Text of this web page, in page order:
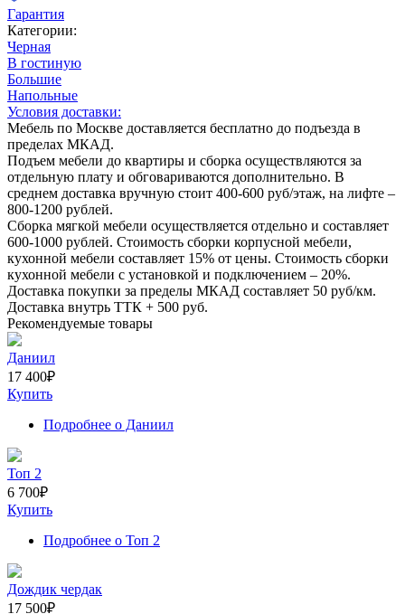
Гарантия
Категории:
Черная
В гостиную
Большие
Напольные
Условия доставки:
Мебель по Москве доставляется бесплатно до подъезда в
пределах МКАД.
Подъем мебели до квартиры и сборка осуществляются за
отдельную плату и обговариваются дополнительно. В
среднем доставка вручную стоит 400-600 руб/этаж, на лифте –
800-1200 рублей.
Сборка мягкой мебели осуществляется отдельно и составляет
600-1000 рублей. Стоимость сборки корпусной мебели,
кухонной мебели составляет 15% от цены. Стоимость сборки
кухонной мебели с установкой и подключением – 20%.
Доставка покупки за пределы МКАД составляет 50 руб/км.
Доставка внутрь ТТК + 500 руб.
Рекомендуемые товары
Даниил
17 400₽
Купить
Подробнее о Даниил
Топ 2
6 700₽
Купить
Подробнее о Топ 2
Дождик чердак
17 500₽